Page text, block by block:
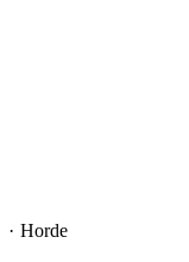
Horde